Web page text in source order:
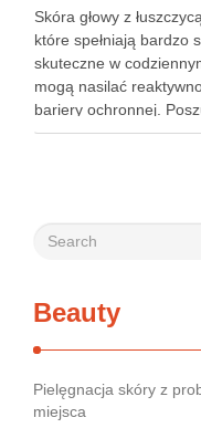
Skóra głowy z
które spełniają bardzo
skuteczne w
mogą nasilać
bariery ochronnej.
bywa dla wielu
Beauty
Pielęgnacja skóry z
miejsca